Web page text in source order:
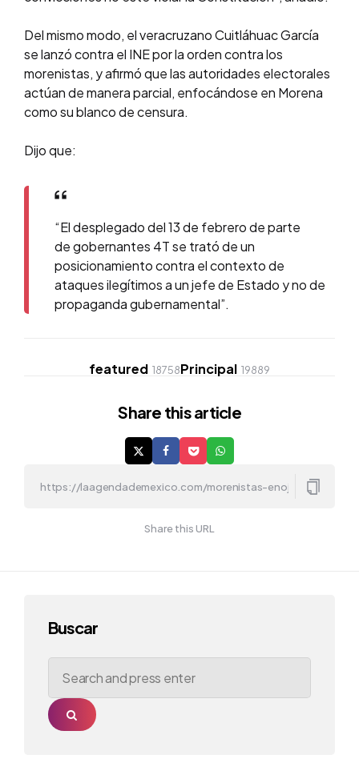
Del mismo modo, el veracruzano Cuitláhuac García
se lanzó contra el INE por la orden contra los
morenistas, y afirmó que las autoridades electorales
actúan de manera parcial, enfocándose en Morena
como su blanco de censura.
Dijo que:
“El desplegado del 13 de febrero de parte
de gobernantes 4T se trató de un
posicionamiento contra el contexto de
ataques ilegítimos a un jefe de Estado y no de
propaganda gubernamental”.
featured 18758Principal 19889
Share this article
Share this URL
Buscar
Search
for:
Search